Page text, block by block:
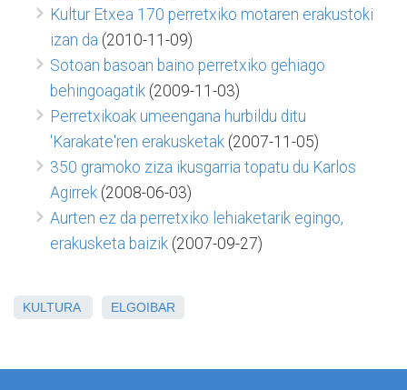
Kultur Etxea 170 perretxiko motaren erakustoki
izan da (2010-11-09)
Sotoan basoan baino perretxiko gehiago
behingoagatik (2009-11-03)
Perretxikoak umeengana hurbildu ditu
'Karakate'ren erakusketak (2007-11-05)
350 gramoko ziza ikusgarria topatu du Karlos
Agirrek (2008-06-03)
Aurten ez da perretxiko lehiaketarik egingo,
erakusketa baizik (2007-09-27)
KULTURA ELGOIBAR